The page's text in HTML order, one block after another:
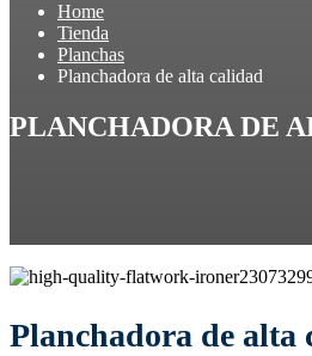
Home
Tienda
Planchas
Planchadora de alta calidad
PLANCHADORA DE
Planchadora de alta